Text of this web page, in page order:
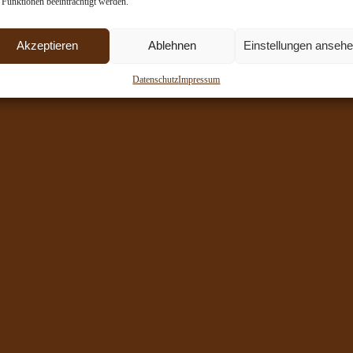
Akzeptieren Ablehnen Einstellungen
DatenschutzImpressum